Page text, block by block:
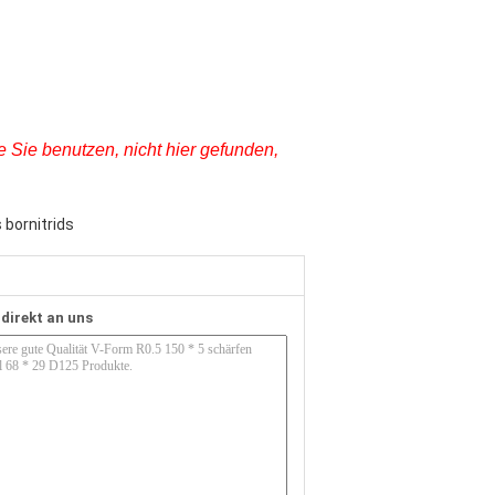
Sie benutzen, nicht hier gefunden,
bornitrids
an uns